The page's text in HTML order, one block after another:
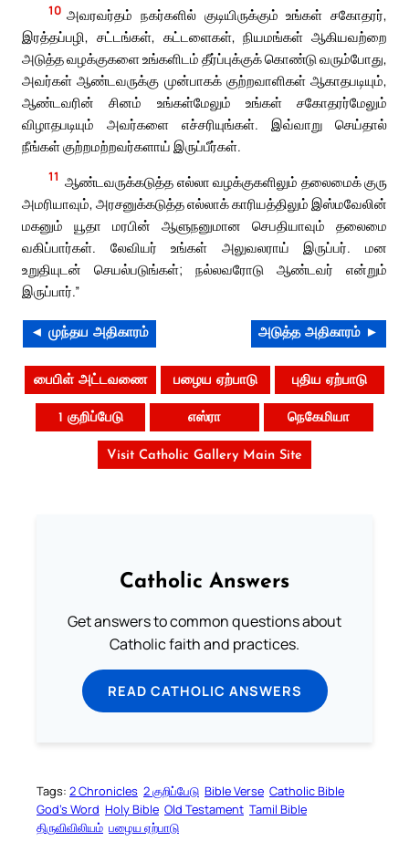
10 அவரவர்தம் நகர்களில் குடியிருக்கும் உங்கள் சகோதரர்,
இரத்தப்பழி, சட்டங்கள், கட்டளைகள், நியமங்கள் ஆகியவற்றை
அடுத்த வழக்குகளை உங்களிடம் தீர்ப்புக்குக் கொண்டு வரும்போது,
அவர்கள் ஆண்டவருக்கு முன்பாகக் குற்றவாளிகள் ஆகாதபடியும்,
ஆண்டவரின் சினம் உங்கள்மேலும் உங்கள் சகோதரர்மேலும்
விழாதபடியும் அவர்களை எச்சரியுங்கள். இவ்வாறு செய்தால்
நீங்கள் குற்றமற்றவர்களாய் இருப்பீர்கள்.
11 ஆண்டவருக்கடுத்த எல்லா வழக்குகளிலும் தலைமைக் குரு
அமரியாவும், அரசனுக்கடுத்த எல்லாக் காரியத்திலும் இஸ்மவேலின்
மகனும் யூதா மரபின் ஆளுநனுமான செபதியாவும் தலைமை
வகிப்பார்கள். லேவியர் உங்கள் அலுவலராய் இருப்பர். மன
உறுதியுடன் செயல்படுங்கள்; நல்லவரோடு ஆண்டவர் என்றும்
இருப்பார்.”
◄ முந்தய அதிகாரம் அடுத்த அதிகாரம் ►
பைபிள் அட்டவணை பழைய ஏற்பாடு புதிய ஏற்பாடு
1 குறிப்பேடு எஸ்ரா நெகேமியா
Visit Catholic Gallery Main Site
Catholic Answers
Get answers to common questions about
Catholic faith and practices.
READ CATHOLIC ANSWERS
Tags: 2 Chronicles 2 குறிப்பேடு Bible Verse Catholic Bible
God’s Word Holy Bible Old Testament Tamil Bible
திருவிவிலியம் பழைய ஏற்பாடு